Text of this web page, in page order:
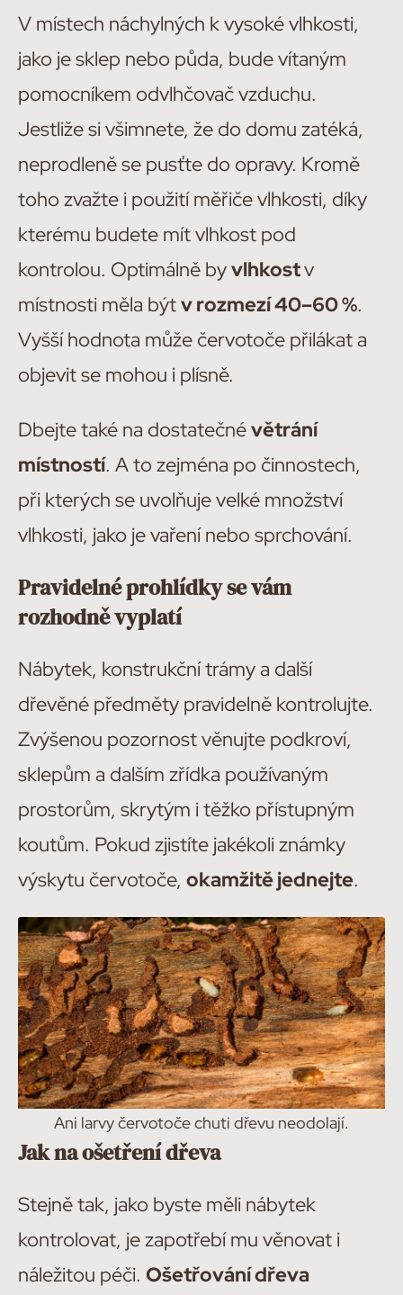
V místech náchylných k vysoké vlhkosti,
jako je sklep nebo půda, bude vítaným
pomocníkem odvlhčovač vzduchu.
Jestliže si všimnete, že do domu zatéká,
neprodleně se pusťte do opravy. Kromě
toho zvažte i použití měřiče vlhkosti, díky
kterému budete mít vlhkost pod
kontrolou. Optimálně byvlhkostv
místnosti měla býtv rozmezí 40–60 %.
Vyšší hodnota může červotoče přilákat a
objevit se mohou i plísně.
Dbejte také na dostatečnévětrání
místností. A to zejména po činnostech,
při kterých se uvolňuje velké množství
vlhkosti, jako je vaření nebo sprchování.
Pravidelné prohlídky se vám
rozhodně vyplatí
Nábytek, konstrukční trámy a další
dřevěné předměty pravidelně kontrolujte.
Zvýšenou pozornost věnujte podkroví,
sklepům a dalším zřídka používaným
prostorům, skrytým i těžko přístupným
koutům. Pokud zjistíte jakékoli známky
výskytu červotoče, okamžitě jednejte.
Ani larvy červotoče chuti dřevu neodolají.
Jak na ošetření dřeva
Stejně tak, jako byste měli nábytek
kontrolovat, je zapotřebí mu věnovat i
náležitou péči. Ošetřování dřeva